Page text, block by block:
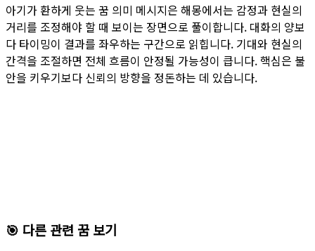
아기가 환하게 웃는 꿈 의미 메시지은 해몽에서는 감정과 현실의
거리를 조정해야 할 때 보이는 장면으로 풀이합니다. 대화의 양보
다 타이밍이 결과를 좌우하는 구간으로 읽힙니다. 기대와 현실의
간격을 조절하면 전체 흐름이 안정될 가능성이 큽니다. 핵심은 불
안을 키우기보다 신뢰의 방향을 정돈하는 데 있습니다.
🎯 다른 관련 꿈 보기